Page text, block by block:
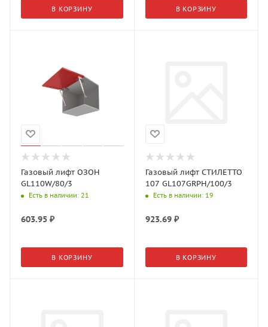
В КОРЗИНУ В КОРЗИНУ
Газовый лифт ОЗОН
GL110W/80/3
Есть в наличии: 21
603.95 ₽
В КОРЗИНУ
Газовый лифт СТИЛЕТТО
107 GL107GRPH/100/3
Есть в наличии: 19
923.69₽
В КОРЗИНУ